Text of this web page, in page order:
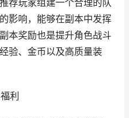
荐玩家组建一个合理的队
影响，能够在副本中发挥
本奖励也是提升角色战斗
验、金币以及高质量装
利